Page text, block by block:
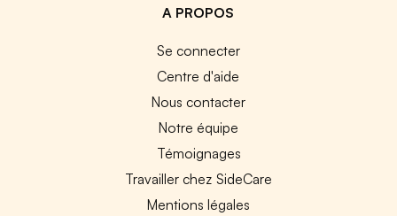
A PROPOS
Se connecter
Centre d'aide
Nous contacter
Notre équipe
Témoignages
Travailler chez SideCare
Mentions légales